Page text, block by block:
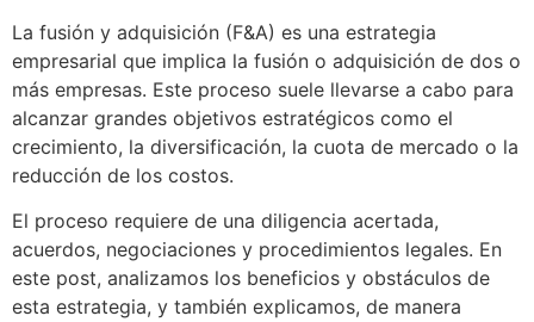
La fusión y adquisición (F&A) es una estrategia
empresarial que implica la fusión o adquisición de dos o
más empresas. Este proceso suele llevarse a cabo para
alcanzar grandes objetivos estratégicos como el
crecimiento, la diversificación, la cuota de mercado o la
reducción de los costos.
El proceso requiere de una diligencia acertada,
acuerdos, negociaciones y procedimientos legales. En
este post, analizamos los beneficios y obstáculos de
esta estrategia, y también explicamos, de manera